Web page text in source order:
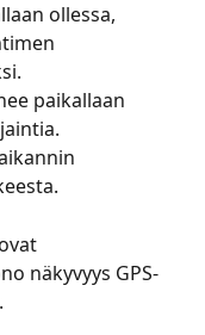
ollessa,
paikallaan
näkyvyys GPS-